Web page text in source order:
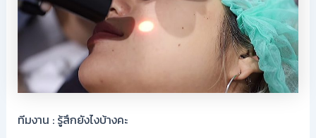
ทีมงาน : รู้สึกยังไงบ้างคะ